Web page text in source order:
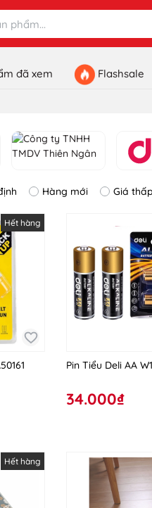
đã xem Flashsale
Hàng mới Giá
Hết hàng
Pin Tiểu Deli AA
34.000₫
Hết hàng